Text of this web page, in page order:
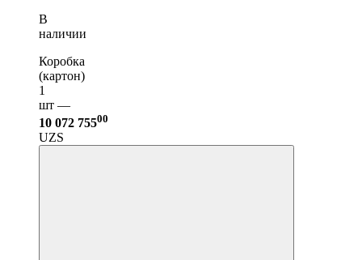
В
наличии
Коробка
(картон)
1
шт —
10 072 75500
UZS